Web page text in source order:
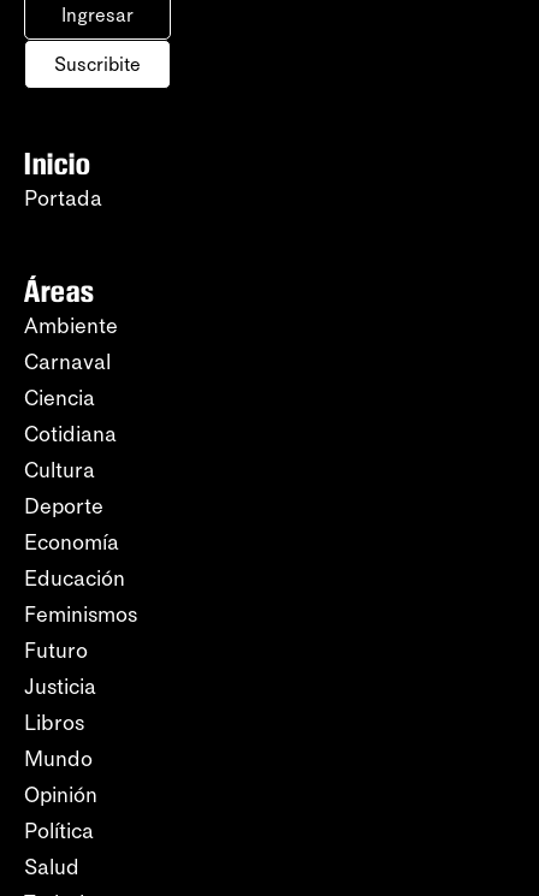
Ingresar
Suscribite
Inicio
Portada
Áreas
Ambiente
Carnaval
Ciencia
Cotidiana
Cultura
Deporte
Economía
Educación
Feminismos
Futuro
Justicia
Libros
Mundo
Opinión
Política
Salud